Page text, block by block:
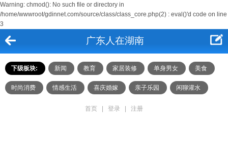
Warning: chmod(): No such file or directory in
/home/wwwroot/gdinnet.com/source/class/class_core.php(2) : eval()'d code on line
3
广东人在湖南
下级板块: 新闻 教育 家居装修 单身男女 美食
时尚消费 情感生活 喜庆婚嫁 亲子乐园 闲聊灌水
首页 登录 注册